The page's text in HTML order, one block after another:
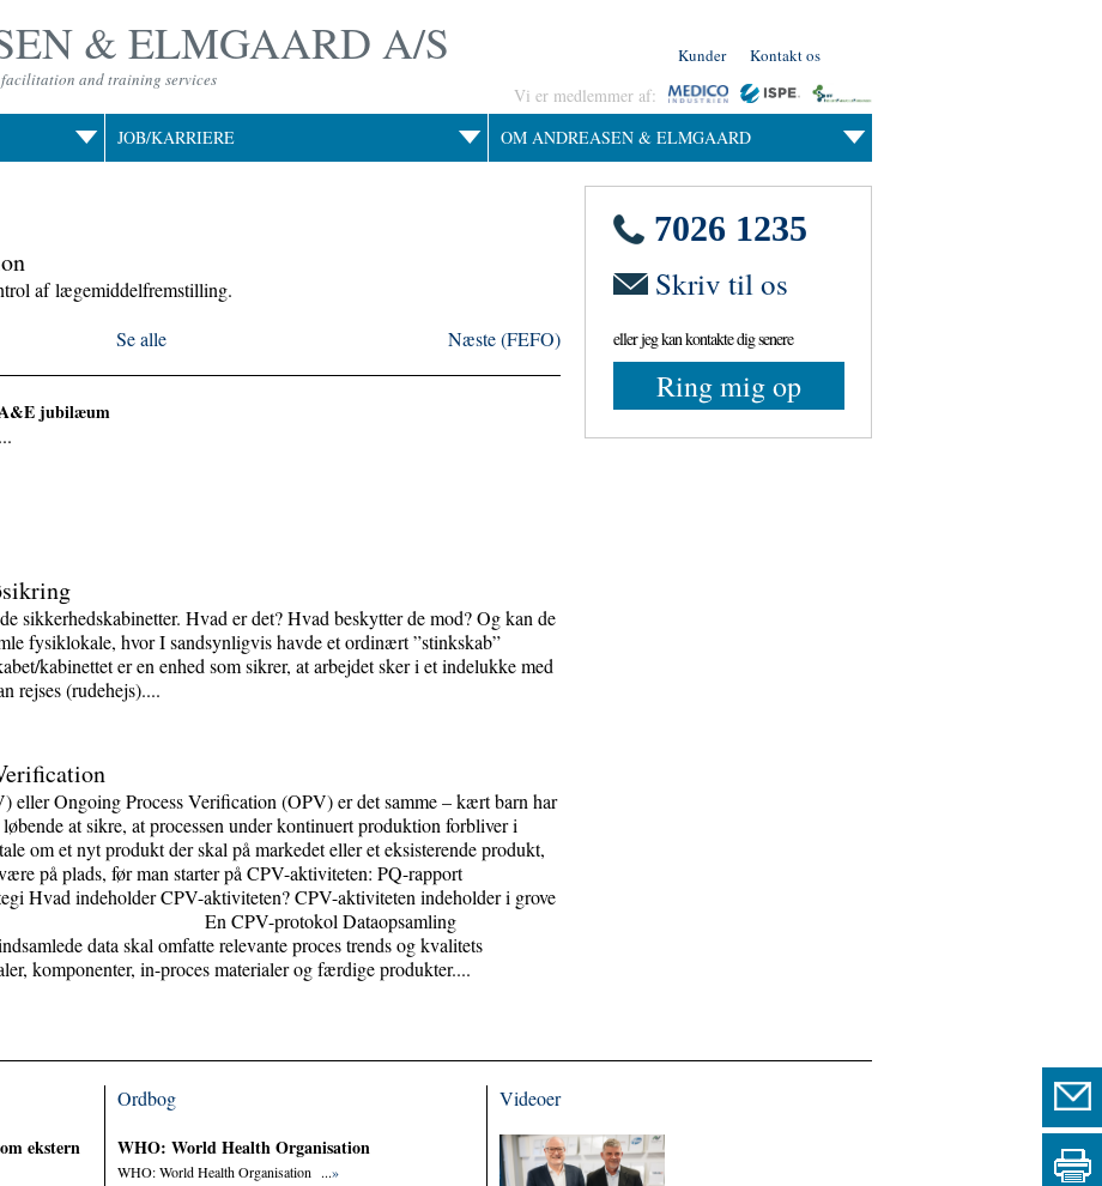
& ELMGAARD A/S
and training services
Kunder Kontakt os
Vi er medlemmer af:
JOB/KARRIERE OM ANDREASEN & ELMGAARD
aflægemiddelfremstilling.
Se alle Næste (FEFO)
jubilæum
...
sikkerhedskabinetter. Hvad er det? Hvad beskytter de mod? Og kan de
fysiklokale, hvor I sandsynligvis havde et ordinært ”stinkskab”
kabinettet er en enhed som sikrer, at arbejdet sker i et indelukke med
rejses (rudehejs)....
eller Ongoing Process Verification (OPV) er det samme – kært barn har
at sikre, at processen under kontinuert produktion forbliver i
om et nyt produkt der skal på markedet eller et eksisterende produkt,
på plads, før man starter på CPV-aktiviteten: PQ-rapport
Hvad indeholder CPV-aktiviteten? CPV-aktiviteten indeholder i grove
En CPV-protokol Dataopsamling
data skal omfatte relevante proces trends og kvalitets
komponenter, in-proces materialer og færdige produkter....
7026 1235
Skriv til os
eller jeg kan kontakte dig senere
Ring mig op
ekstern
Ordbog
WHO: World Health Organisation
WHO: World Health Organisation ...»
Videoer